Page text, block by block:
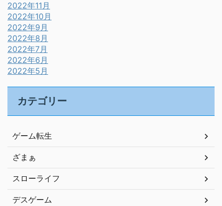
2022年11月
2022年10月
2022年9月
2022年8月
2022年7月
2022年6月
2022年5月
カテゴリー
ゲーム転生
ざまぁ
スローライフ
デスゲーム